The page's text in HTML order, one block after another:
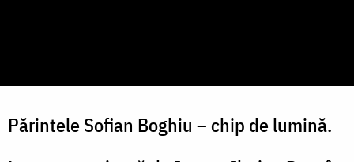
Părintele Sofian Boghiu – chip de lumină.